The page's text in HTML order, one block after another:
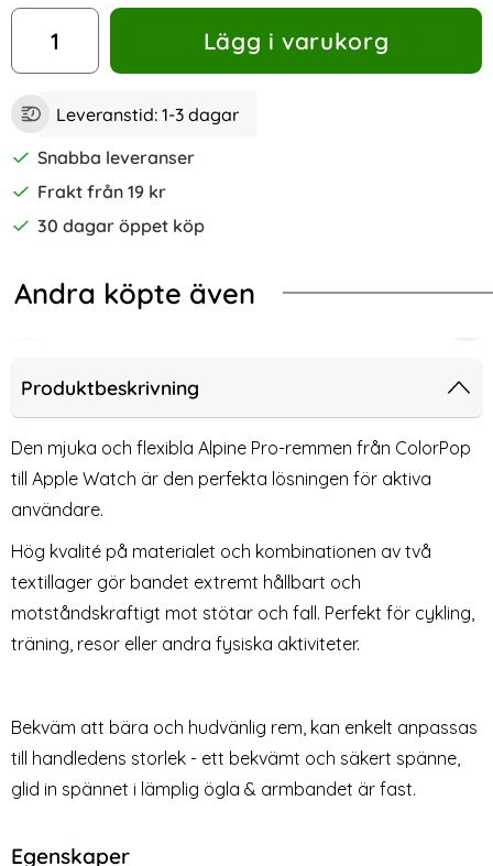
antal
Lägg i varukorg
Leveranstid: 1-3 dagar
Snabba leveranser
Frakt från 19 kr
30 dagar öppet köp
Andra köpte även
42/41/40/38 mm (S/M) Svart/Blå
Alpine Pro Loop Burgundy
38/40/41/42 mm Armband Alpine Pro Loop Burgundy
Apple Watch 38/40/41/42
Tillgänglighet:
Lagervara
Köp
38/40/41/42 mm Armband Alpine Pro Loop Svart/
Apple Watch 38/40/41/42 mm
Tech-Protect Apple Watch
Tillgänglighet:
Lagervara
Köp
Tech-Protect Apple Watch 38/40/41/42
Tech-
Produktbeskrivning
Den mjuka och flexibla Alpine Pro-remmen från ColorPop
till Apple Watch är den perfekta lösningen för aktiva
användare.
Hög kvalité på materialet och kombinationen av två
textillager gör bandet extremt hållbart och
motståndskraftigt mot stötar och fall. Perfekt för cykling,
träning, resor eller andra fysiska aktiviteter.
Bekväm att bära och hudvänlig rem, kan enkelt anpassas
till handledens storlek - ett bekvämt och säkert spänne,
glid in spännet i lämplig ögla & armbandet är fast.
Egenskaper